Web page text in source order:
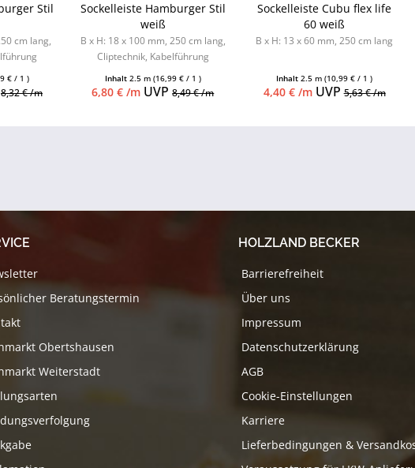
Stil
cm lang,
als
€ / 1 )
8,32 € /m
Sockelleiste Hamburger Stil
weiß
B x H: 18 x 100 mm, 250 cm lang,
Cliptechnik, Kabelführung
möglich, Leistenclips als
Zubehör...
Inhalt 2.5 m (16,99 € / 1 )
6,80 € /m UVP8,49 € /m
Sockelleiste Cubu flex life
60 weiß
B x H: 13 x 60 mm, 250 cm lang
Inhalt2.5 m(10,99 € / 1 )
4,40 € /mUVP5,63 € /m
Beratungstermin
Obertshausen
Weiterstadt
HOLZLAND BECKER
Barrierefreiheit
Über uns
Impressum
Datenschutzerklärung
AGB
Cookie-Einstellungen
Karriere
Lieferbedingungen &